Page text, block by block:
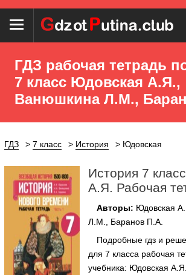
ГДЗ рабочая тетрадь
7 класс Юдовская А.Я.,
Ванюшкина Л.М.,
ГДЗ 7 класс История Юдовская
История 7
А.Я. Рабочая
Авторы: Юдовская
Л.М., Баранов П.А.
Подробные гдз и
для 7 класса рабочая
учебника: Юдовская